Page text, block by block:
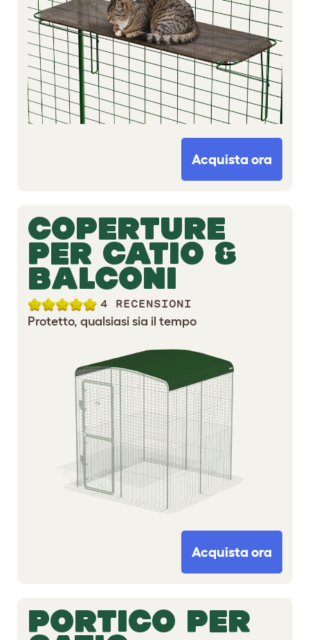
Acquista ora
COPERTURE
PER CATIO &
BALCONI
4 RECENSIONI
Protetto, qualsiasi sia il tempo
Acquista ora
PORTICO PER